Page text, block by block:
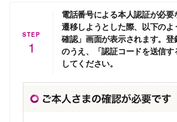
STEP
1
電話番号による本人認証が必要
遷移しようとした際、以下のよ
確認」画面が表示されます。登
のうえ、「認証コードを送信す
してください。